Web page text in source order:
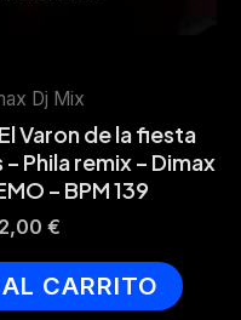
Dj Mix
Varon de la fiesta
Phila remix – Dimax
– BPM 139
2,00 €
CARRITO